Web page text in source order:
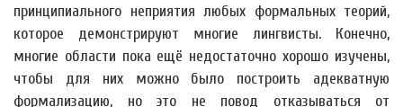
принципиального неприятия любых формальных теорий,
которое демонстрируют многие лингвисты. Конечно,
многие области пока ещё недостаточно хорошо изучены,
чтобы для них можно было построить адекватную
формализацию, но это не повод отказываться от